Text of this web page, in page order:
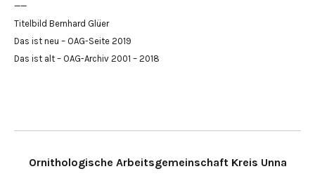
——
Titelbild Bernhard Glüer
Das ist neu – OAG-Seite 2019
Das ist alt – OAG-Archiv 2001 – 2018
Ornithologische Arbeitsgemeinschaft Kreis Unna